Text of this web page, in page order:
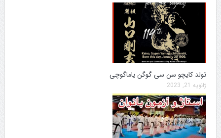
تولد کایچو سن سی گوگن یاماگوچی
ژانویه 21, 2023